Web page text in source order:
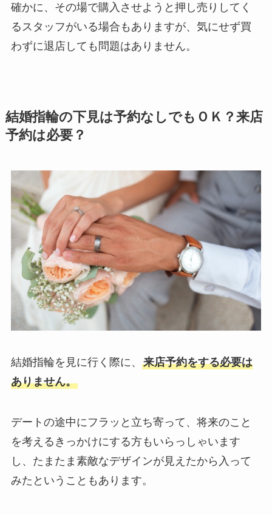
確かに、その場で購入させようと押し売りしてく
るスタッフがいる場合もありますが、気にせず買
わずに退店しても問題はありません。
結婚指輪の下見は予約なしでもＯＫ？来店
予約は必要？
結婚指輪を見に行く際に、 来店予約をする必要は
ありません。
デートの途中にフラッと立ち寄って、将来のこと
を考えるきっかけにする方もいらっしゃいます
し、たまたま素敵なデザインが見えたから入って
みたということもあります。